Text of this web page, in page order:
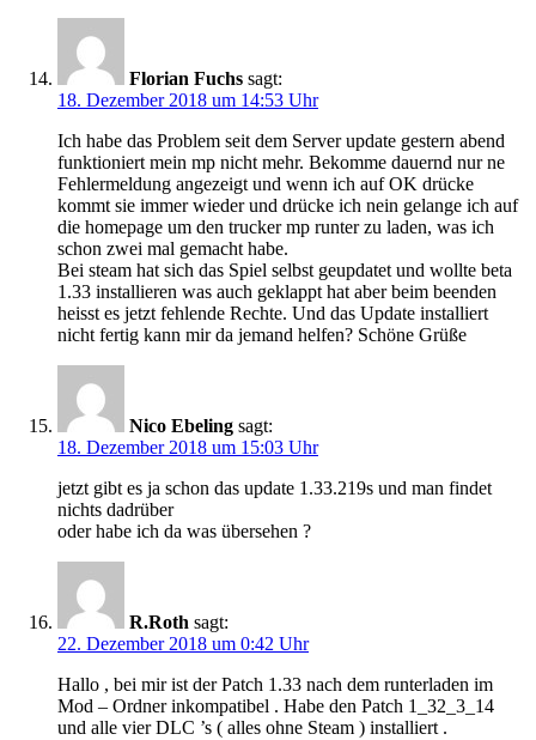
Florian Fuchs sagt:
18. Dezember 2018 um 14:53 Uhr
Ich habe das Problem seit dem Server update gestern abend
funktioniert mein mp nicht mehr. Bekomme dauernd nur ne
Fehlermeldung angezeigt und wenn ich auf OK drücke
kommt sie immer wieder und drücke ich nein gelange ich auf
die homepage um den trucker mp runter zu laden, was ich
schon zwei mal gemacht habe.
Bei steam hat sich das Spiel selbst geupdatet und wollte beta
1.33 installieren was auch geklappt hat aber beim beenden
heisst es jetzt fehlende Rechte. Und das Update installiert
nicht fertig kann mir da jemand helfen? Schöne Grüße
Nico Ebeling sagt:
18. Dezember 2018 um 15:03 Uhr
jetzt gibt es ja schon das update 1.33.219s und man findet
nichts dadrüber
oder habe ich da was übersehen ?
R.Roth sagt:
22. Dezember 2018 um 0:42 Uhr
Hallo , bei mir ist der Patch 1.33 nach dem runterladen im
Mod – Ordner inkompatibel . Habe den Patch 1_32_3_14
und alle vier DLC ’s ( alles ohne Steam ) installiert .